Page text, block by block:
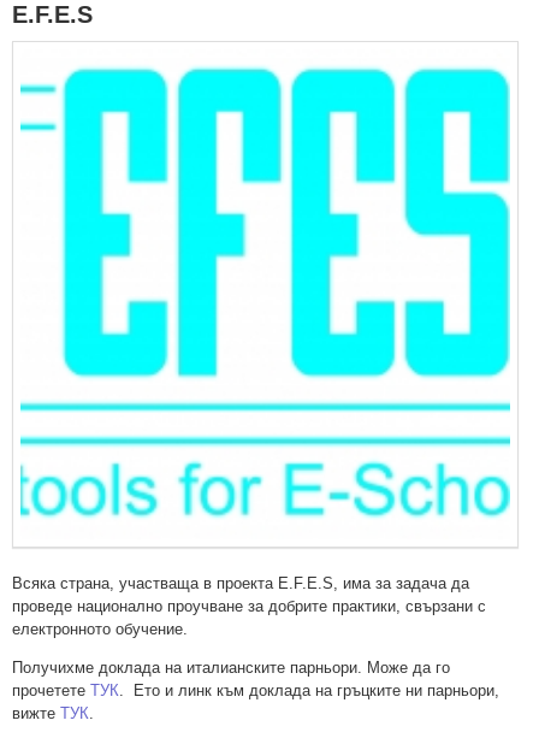
Е.F.E.S
Всяка страна, участваща в проекта E.F.E.S, има за задача да
проведе национално проучване за добрите практики, свързани с
електронното обучение.
Получихме доклада на италианските парньори. Може да го
прочетете ТУК . Ето и линк към доклада на гръцките ни парньори,
вижте ТУК